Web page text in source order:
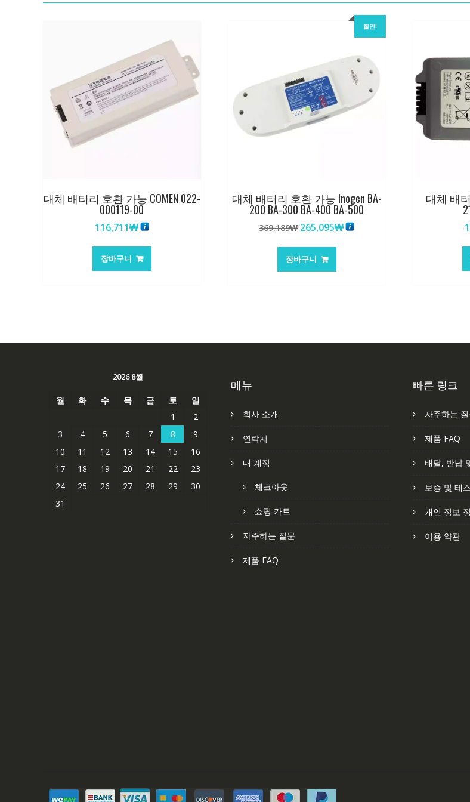
대체 배터리 호환 가능 COMEN 022-
000119-00
116,711₩
장바구니
할인!
대체 배터리 호환 가능 Inogen BA-
200 BA-300 BA-400 BA-500
369,189₩ 원
가
격:
265,095₩현
장바구니
대체 배
2026 8월
월 화 수 목 금 토
일
1
2
3
4 5 6 7 8
9
10
11 12 13 14 15
16
17
18 19 20 21 22
23
24
25 26 27 28 29
30
31
메뉴
회사 소개
연락처
내 계정
체크아웃
쇼핑 카트
자주하는 질문
제품 FAQ
빠른 링크
자주하는
제품 FAQ
배달, 반납
보증 및 테
개인 정보
이용 약관